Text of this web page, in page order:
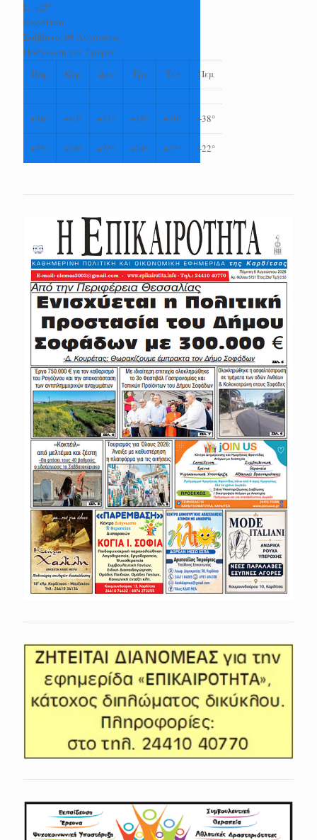
L: +25°
Καρδίτσα
Σάββατο, 08 Αύγουστος
Πρόγνωση για 7 μέρες
Παρ
Κυρ Δευ Τρι Τετ Πεμ
+36° +40° +37° +38° +39° +38°
+25° +28° +25° +24° +23° +22°